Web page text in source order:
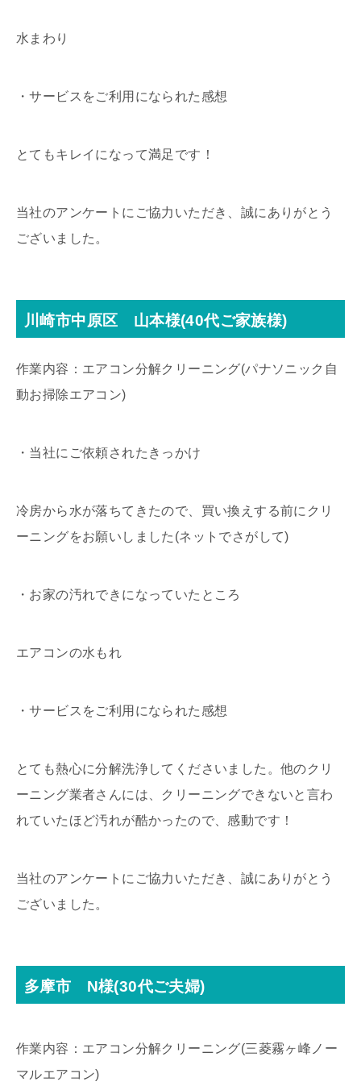
水まわり
・サービスをご利用になられた感想
とてもキレイになって満足です！
当社のアンケートにご協力いただき、誠にありがとう
ございました。
川崎市中原区 山本様(40代ご家族様)
作業内容：エアコン分解クリーニング(パナソニック自
動お掃除エアコン)
・当社にご依頼されたきっかけ
冷房から水が落ちてきたので、買い換えする前にクリ
ーニングをお願いしました(ネットでさがして)
・お家の汚れできになっていたところ
エアコンの水もれ
・サービスをご利用になられた感想
とても熱心に分解洗浄してくださいました。他のクリ
ーニング業者さんには、クリーニングできないと言わ
れていたほど汚れが酷かったので、感動です！
当社のアンケートにご協力いただき、誠にありがとう
ございました。
多摩市 N様(30代ご夫婦)
作業内容：エアコン分解クリーニング(三菱霧ヶ峰ノー
マルエアコン)